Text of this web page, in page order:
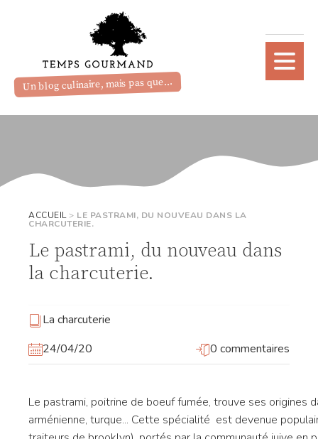
Un blog culinaire, mais pas que...
ACCUEIL> LE PASTRAMI, DU NOUVEAU DANS LA
CHARCUTERIE.
Le pastrami, du nouveau dans
la charcuterie.
La charcuterie
24/04/20
0 commentaires
Le pastrami, poitrine de boeuf fumée, trouve ses origines
arménienne, turque... Cette spécialité est devenue